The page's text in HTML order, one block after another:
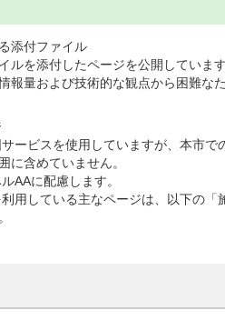
添付ファイル
ルを添付したページを公開していま
報量および技術的な観点から困難な
ービスを使用していますが、本市で
に含めていません。
AAに配慮します。
用している主なページは、以下の「